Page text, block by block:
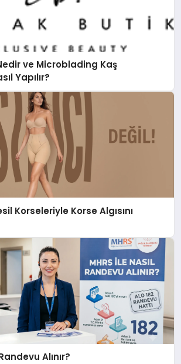
ve Microblading Kaş
Yapılır?
Korseleriyle Korse Algısını
Alınır?